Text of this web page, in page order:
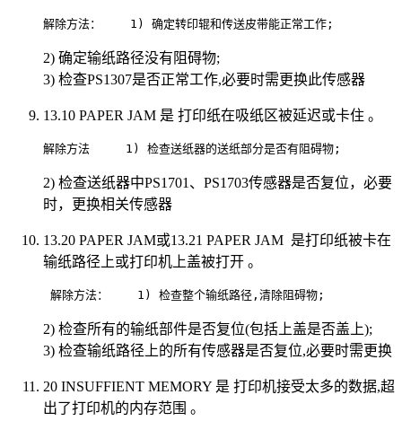
解除方法：    1) 确定
2) 确定输纸路径没有阻碍物;
3) 检查PS1307是否正常工作,必要时需更换此传感器
13.10 PAPER JAM 是 打印纸在吸纸区被延迟或卡住 。
解除方法     1) 检查送
2) 检查送纸器中PS1701、PS1703传感器是否复位，必要
时，更换相关传感器
13.20 PAPER JAM或13.21 PAPER JAM 是打印纸被卡在
输纸路径上或打印机上盖被打开 。
解除方法：    1) 检
2) 检查所有的输纸部件是否复位(包括上盖是否盖上);
3) 检查输纸路径上的所有传感器是否复位,必要时需更换
20 INSUFFIENT MEMORY 是 打印机接受太多的数据,超
出了打印机的内存范围 。